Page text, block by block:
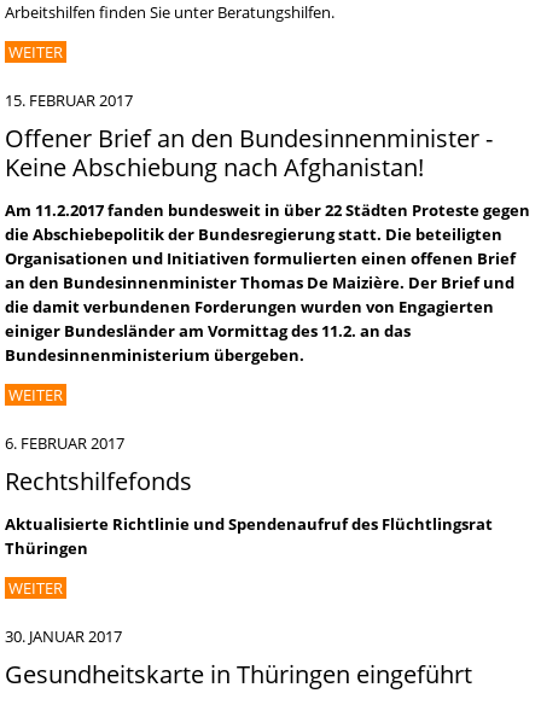
Arbeitshilfen finden Sie unter Beratungshilfen.
WEITER
15. FEBRUAR 2017
Offener Brief an den Bundesinnenminister -
Keine Abschiebung nach Afghanistan!
Am 11.2.2017 fanden bundesweit in über 22 Städten Proteste gegen
die Abschiebepolitik der Bundesregierung statt. Die beteiligten
Organisationen und Initiativen formulierten einen offenen Brief
an den Bundesinnenminister Thomas De Maizière. Der Brief und
die damit verbundenen Forderungen wurden von Engagierten
einiger Bundesländer am Vormittag des 11.2. an das
Bundesinnenministerium übergeben.
WEITER
6. FEBRUAR 2017
Rechtshilfefonds
Aktualisierte Richtlinie und Spendenaufruf des Flüchtlingsrat
Thüringen
WEITER
30. JANUAR 2017
Gesundheitskarte in Thüringen eingeführt